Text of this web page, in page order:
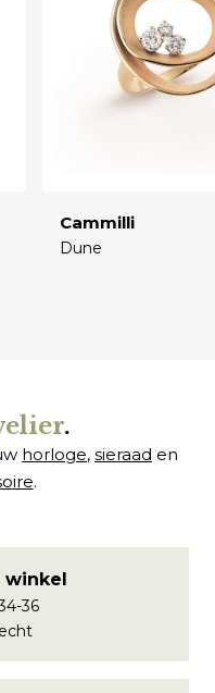
Cammilli
Dune
.
horloge, sieraad en
.
winkel
36